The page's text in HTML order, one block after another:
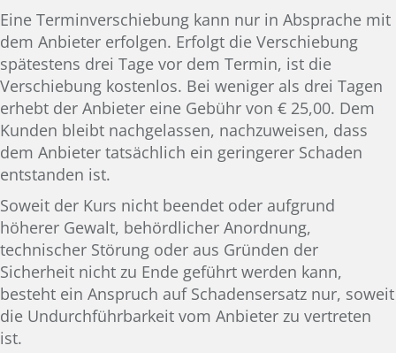
Eine Terminverschiebung kann nur in Absprache mit
dem Anbieter erfolgen. Erfolgt die Verschiebung
spätestens drei Tage vor dem Termin, ist die
Verschiebung kostenlos. Bei weniger als drei Tagen
erhebt der Anbieter eine Gebühr von € 25,00. Dem
Kunden bleibt nachgelassen, nachzuweisen, dass
dem Anbieter tatsächlich ein geringerer Schaden
entstanden ist.
Soweit der Kurs nicht beendet oder aufgrund
höherer Gewalt, behördlicher Anordnung,
technischer Störung oder aus Gründen der
Sicherheit nicht zu Ende geführt werden kann,
besteht ein Anspruch auf Schadensersatz nur, soweit
die Undurchführbarkeit vom Anbieter zu vertreten
ist.